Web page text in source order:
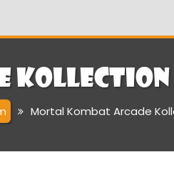
Mortal Kombat Arcade